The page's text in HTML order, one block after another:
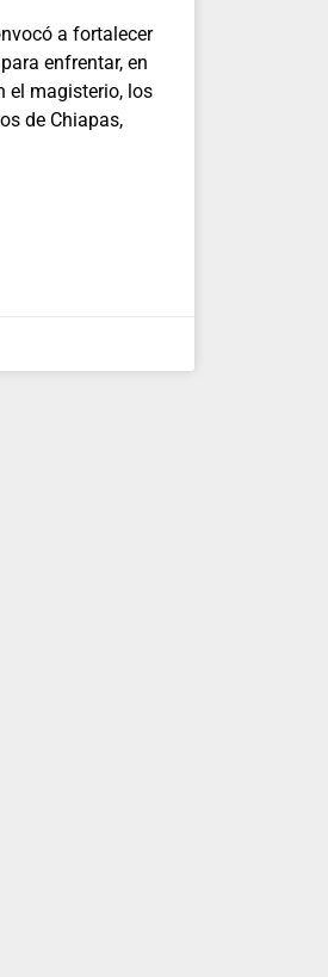
a fortalecer
enfrentar, en
el magisterio, los
de Chiapas,